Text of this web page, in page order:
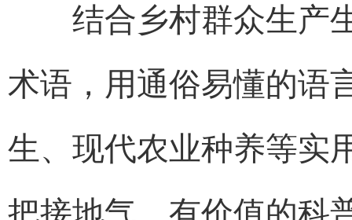
结合乡村群众生产生
术语，用通俗易懂的语
生、现代农业种养等实
把接地气、有价值的科